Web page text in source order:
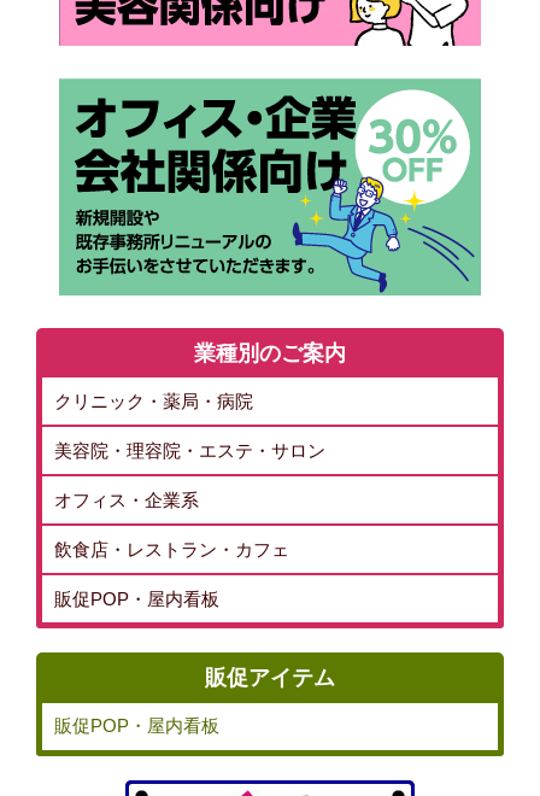
業種別のご案内
クリニック・薬局・病院
美容院・理容院・エステ・サロン
オフィス・企業系
飲食店・レストラン・カフェ
販促POP・屋内看板
販促アイテム
販促POP・屋内看板